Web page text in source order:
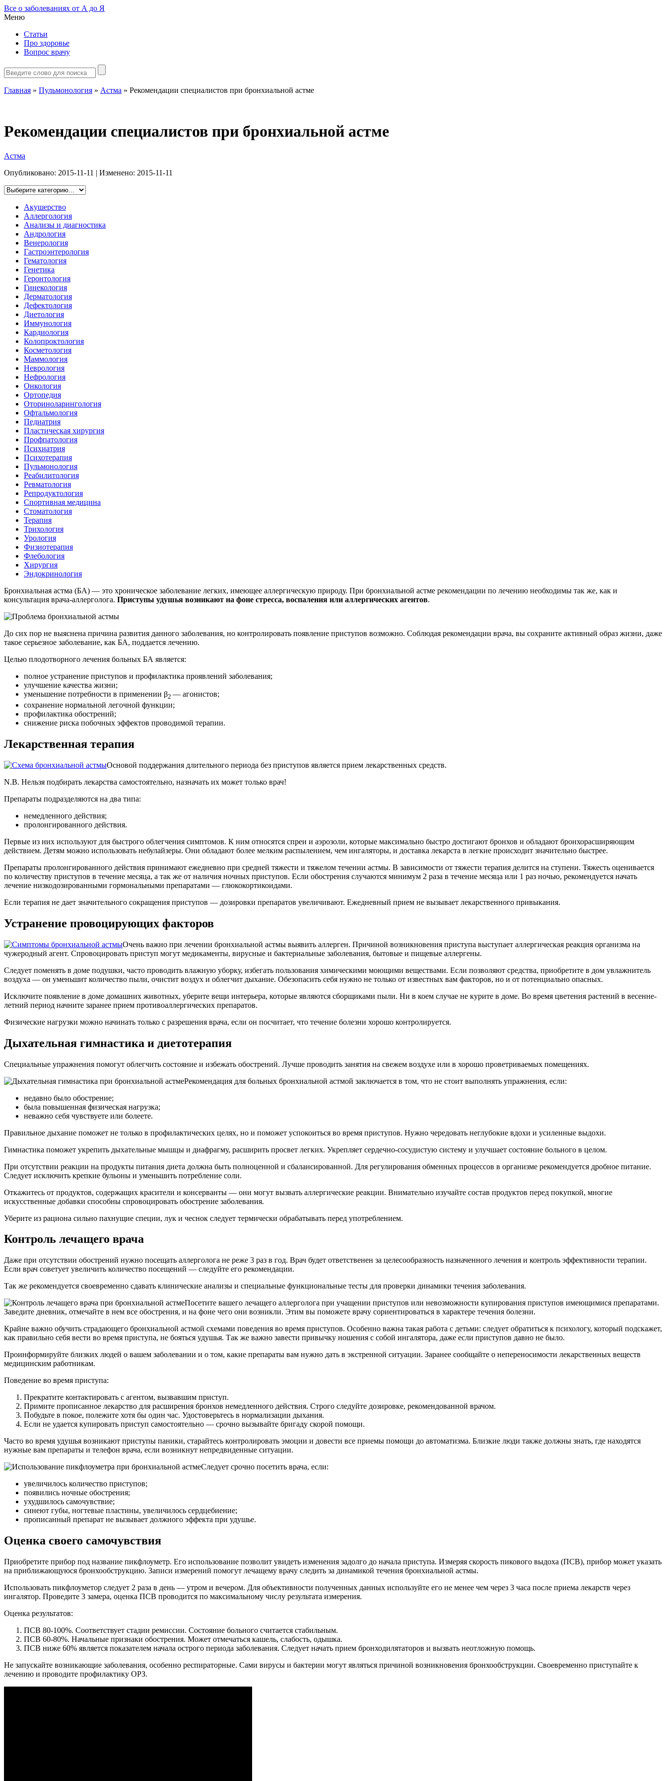
Все о заболеваниях от А до Я
Меню
Статьи
Про здоровье
Вопрос врачу
Главная » Пульмонология » Астма » Рекомендации специалистов при бронхиальной астме
Рекомендации специалистов при бронхиальной астме
Астма
Опубликовано: 2015-11-11 | Изменено: 2015-11-11
Акушерство
Аллергология
Анализы и диагностика
Андрология
Венерология
Гастроэнтерология
Гематология
Генетика
Геронтология
Гинекология
Дерматология
Дефектология
Диетология
Иммунология
Кардиология
Колопроктология
Косметология
Маммология
Неврология
Нефрология
Онкология
Ортопедия
Оториноларингология
Офтальмология
Педиатрия
Пластическая хирургия
Профпатология
Психиатрия
Психотерапия
Пульмонология
Реабилитология
Ревматология
Репродуктология
Спортивная медицина
Стоматология
Терапия
Трихология
Урология
Физиотерапия
Флебология
Хирургия
Эндокринология
Бронхиальная астма (БА) — это хроническое заболевание легких, имеющее аллергическую природу. При бронхиальной астме рекомендации по лечению необходимы так же, как и
консультация врача-аллерголога. Приступы удушья возникают на фоне стресса, воспаления или аллергических агентов.
До сих пор не выяснена причина развития данного заболевания, но контролировать появление приступов возможно. Соблюдая рекомендации врача, вы сохраните активный образ жизни, даже
такое серьезное заболевание, как БА, поддается лечению.
Целью плодотворного лечения больных БА является:
полное устранение приступов и профилактика проявлений заболевания;
улучшение качества жизни;
уменьшение потребности в применении β2 — агонистов;
сохранение нормальной легочной функции;
профилактика обострений;
снижение риска побочных эффектов проводимой терапии.
Лекарственная терапия
Основой поддержания длительного периода без приступов является прием лекарственных средств.
N.B. Нельзя подбирать лекарства самостоятельно, назначать их может только врач!
Препараты подразделяются на два типа:
немедленного действия;
пролонгированного действия.
Первые из них используют для быстрого облегчения симптомов. К ним относятся спреи и аэрозоли, которые максимально быстро достигают бронхов и обладают бронхорасширяющим
действием. Детям можно использовать небулайзеры. Они обладают более мелким распылением, чем ингаляторы, и доставка лекарста в легкие происходит значительно быстрее.
Препараты пролонгированного действия принимают ежедневно при средней тяжести и тяжелом течении астмы. В зависимости от тяжести терапия делится на ступени. Тяжесть оценивается
по количеству приступов в течение месяца, а так же от наличия ночных приступов. Если обострения случаются минимум 2 раза в течение месяца или 1 раз ночью, рекомендуется начать
лечение низкодозированными гормональными препаратами — глюкокортикоидами.
Если терапия не дает значительного сокращения приступов — дозировки препаратов увеличивают. Ежедневный прием не вызывает лекарственного привыкания.
Устранение провоцирующих факторов
Очень важно при лечении бронхиальной астмы выявить аллерген. Причиной возникновения приступа выступает аллергическая реакция организма на
чужеродный агент. Спровоцировать приступ могут медикаменты, вирусные и бактериальные заболевания, бытовые и пищевые аллергены.
Следует поменять в доме подушки, часто проводить влажную уборку, избегать пользования химическими моющими веществами. Если позволяют средства, приобретите в дом увлажнитель
воздуха — он уменьшит количество пыли, очистит воздух и облегчит дыхание. Обезопасить себя нужно не только от известных вам факторов, но и от потенциально опасных.
Исключите появление в доме домашних животных, уберите вещи интерьера, которые являются сборщиками пыли. Ни в коем случае не курите в доме. Во время цветения растений в весенне-
летний период начните заранее прием противоаллергических препаратов.
Физические нагрузки можно начинать только с разрешения врача, если он посчитает, что течение болезни хорошо контролируется.
Дыхательная гимнастика и диетотерапия
Специальные упражнения помогут облегчить состояние и избежать обострений. Лучше проводить занятия на свежем воздухе или в хорошо проветриваемых помещениях.
Рекомендация для больных бронхиальной астмой заключается в том, что не стоит выполнять упражнения, если:
недавно было обострение;
была повышенная физическая нагрузка;
неважно себя чувствуете или болеете.
Правильное дыхание поможет не только в профилактических целях, но и поможет успокоиться во время приступов. Нужно чередовать неглубокие вдохи и усиленные выдохи.
Гимнастика поможет укрепить дыхательные мышцы и диафрагму, расширить просвет легких. Укрепляет сердечно-сосудистую систему и улучшает состояние больного в целом.
При отсутствии реакции на продукты питания диета должна быть полноценной и сбалансированной. Для регулирования обменных процессов в организме рекомендуется дробное питание.
Следует исключить крепкие бульоны и уменьшить потребление соли.
Откажитесь от продуктов, содержащих красители и консерванты — они могут вызвать аллергические реакции. Внимательно изучайте состав продуктов перед покупкой, многие
искусственные добавки способны спровоцировать обострение заболевания.
Уберите из рациона сильно пахнущие специи, лук и чеснок следует термически обрабатывать перед употреблением.
Контроль лечащего врача
Даже при отсутствии обострений нужно посещать аллерголога не реже 3 раз в год. Врач будет ответственен за целесообразность назначенного лечения и контроль эффективности терапии.
Если врач советует увеличить количество посещений — следуйте его рекомендации.
Так же рекомендуется своевременно сдавать клинические анализы и специальные функциональные тесты для проверки динамики течения заболевания.
Посетите вашего лечащего аллерголога при учащении приступов или невозможности купирования приступов имеющимися препаратами.
Заведите дневник, отмечайте в нем все обострения, и на фоне чего они возникли. Этим вы поможете врачу сориентироваться в характере течения болезни.
Крайне важно обучить страдающего бронхиальной астмой схемами поведения во время приступов. Особенно важна такая работа с детьми: следует обратиться к психологу, который подскажет,
как правильно себя вести во время приступа, не бояться удушья. Так же важно завести привычку ношения с собой ингалятора, даже если приступов давно не было.
Проинформируйте близких людей о вашем заболевании и о том, какие препараты вам нужно дать в экстренной ситуации. Заранее сообщайте о непереносимости лекарственных веществ
медицинским работникам.
Поведение во время приступа:
Прекратите контактировать с агентом, вызвавшим приступ.
Примите прописанное лекарство для расширения бронхов немедленного действия. Строго следуйте дозировке, рекомендованной врачом.
Побудьте в покое, полежите хотя бы один час. Удостоверьтесь в нормализации дыхания.
Если не удается купировать приступ самостоятельно — срочно вызывайте бригаду скорой помощи.
Часто во время удушья возникают приступы паники, старайтесь контролировать эмоции и довести все приемы помощи до автоматизма. Близкие люди также должны знать, где находятся
нужные вам препараты и телефон врача, если возникнут непредвиденные ситуации.
Следует срочно посетить врача, если:
увеличилось количество приступов;
появились ночные обострения;
ухудшилось самочувствие;
синеют губы, ногтевые пластины, увеличилось сердцебиение;
прописанный препарат не вызывает должного эффекта при удушье.
Оценка своего самочувствия
Приобретите прибор под название пикфлоуметр. Его использование позволит увидеть изменения задолго до начала приступа. Измеряя скорость пикового выдоха (ПСВ), прибор может указать
на приближающуюся бронхообструкцию. Записи измерений помогут лечащему врачу следить за динамикой течения бронхиальной астмы.
Использовать пикфлоуметор следует 2 раза в день — утром и вечером. Для объективности полученных данных используйте его не менее чем через 3 часа после приема лекарств через
ингалятор. Проведите 3 замера, оценка ПСВ проводится по максимальному числу результата измерения.
Оценка результатов:
ПСВ 80-100%. Соответствует стадии ремиссии. Состояние больного считается стабильным.
ПСВ 60-80%. Начальные признаки обострения. Может отмечаться кашель, слабость, одышка.
ПСВ ниже 60% является показателем начала острого периода заболевания. Следует начать прием бронходилятаторов и вызвать неотложную помощь.
Не запускайте возникающие заболевания, особенно респираторные. Сами вирусы и бактерии могут являться причиной возникновения бронхообструкции. Своевременно приступайте к
лечению и проводите профилактику ОРЗ.